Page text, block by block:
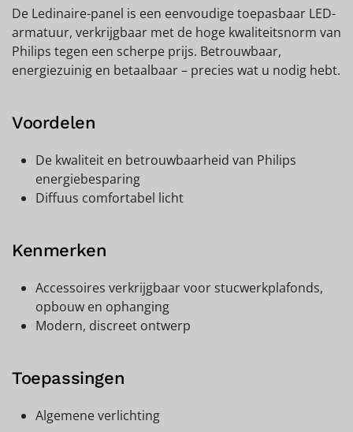
De Ledinaire-panel is een eenvoudige toepasbaar LED-
armatuur, verkrijgbaar met de hoge kwaliteitsnorm van
Philips tegen een scherpe prijs. Betrouwbaar,
energiezuinig en betaalbaar – precies wat u nodig hebt.
Voordelen
De kwaliteit en betrouwbaarheid van Philips
energiebesparing
Diffuus comfortabel licht
Kenmerken
Accessoires verkrijgbaar voor stucwerkplafonds,
opbouw en ophanging
Modern, discreet ontwerp
Toepassingen
Algemene verlichting